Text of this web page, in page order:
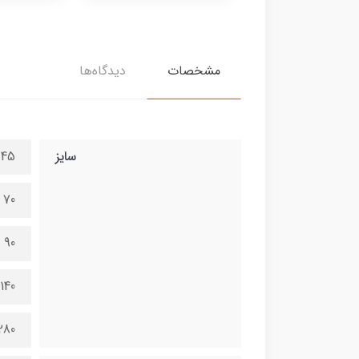
مشخصات دیدگاه‌ها
سایز 45 در 100 سانتی متر
70 در 150 سانتی متر
90 در 200 سانتی متر
140 در 300 سانتی متر
280 در 600